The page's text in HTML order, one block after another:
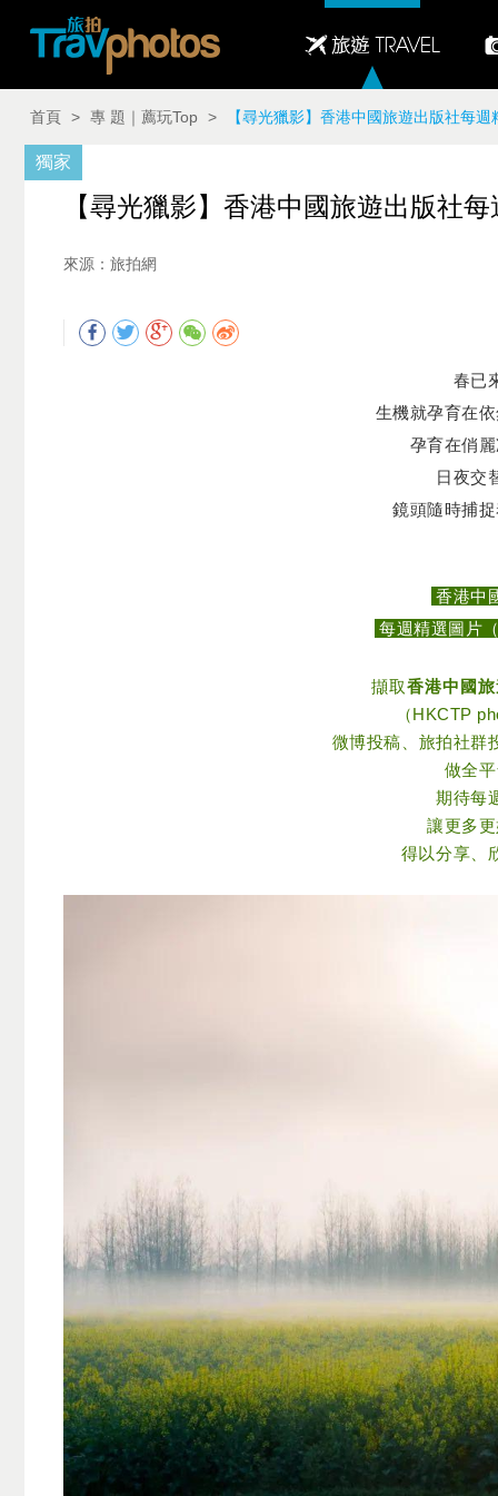
首頁 > 專 題｜薦玩Top > 【尋光獵影】香港中國旅遊出版社每週精
獨家
【尋光獵影】香港中國旅遊出版社
來源：旅拍網
春已
生機就孕育在
孕育在俏
日夜交
鏡頭隨時捕
香港中
每週精選圖片
擷取香港中國旅
（HKCTP
微博投稿、旅拍社群
做全
期待每
讓更多
得以分享、